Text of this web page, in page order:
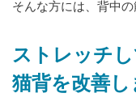
そんな方には、背中の
ストレッチ
猫背を改善し